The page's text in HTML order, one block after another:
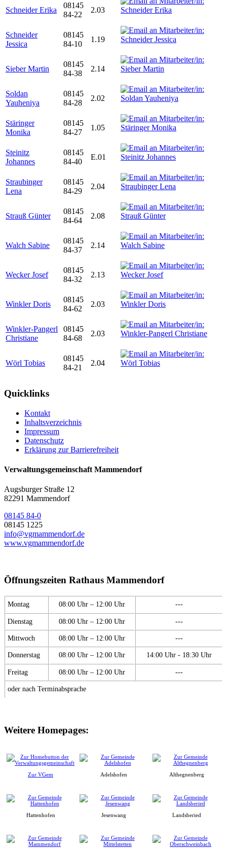
Schneider Erika
08145
84-22
2.03
Schneider
Jessica
08145
84-10
1.19
Sieber Martin
08145
84-38
2.14
Soldan
Yauheniya
08145
84-28
2.02
Stäringer
Monika
08145
84-27
1.05
Steinitz
Johannes
08145
84-40
E.01
Straubinger
Lena
08145
84-29
2.04
Strauß Günter
08145
84-64
2.08
Walch Sabine
08145
84-37
2.14
Wecker Josef
08145
84-32
2.13
Winkler Doris
08145
84-62
2.03
Winkler-Pangerl
Christiane
08145
84-68
2.03
Wörl Tobias
08145
84-21
2.04
Quicklinks
Kontakt
Inhaltsverzeichnis
Impressum
Datenschutz
Erklärung zur Barrierefreiheit
Verwaltungsgemeinschaft Mammendorf
Augsburger Straße 12
82291 Mammendorf
08145 84-0
08145 1225
info@vgmammendorf.de
www.vgmammendorf.de
Öffnungszeiten Rathaus Mammendorf
Montag 08:00 Uhr – 12:00 Uhr ---
Dienstag 08:00 Uhr – 12:00 Uhr ---
Mittwoch 08:00 Uhr – 12:00 Uhr ---
Donnerstag 08:00 Uhr – 12:00 Uhr 14:00 Uhr - 18:30 Uhr
Freitag 08:00 Uhr – 12:00 Uhr ---
oder nach Terminabsprache
Weitere Homepages:
Zur VGem Adelshofen Althegnenberg
Hattenhofen Jesenwang Landsberied